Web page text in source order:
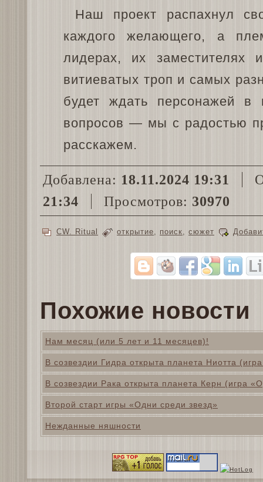
Наш проект распахнул
каждого желающего, а
лидерах, их
витиеватых троп и самых
будет ждать персонажей в
вопросов — мы с радостью
расскажем.
Добавлена: 18.11.2024 19:31
21:34
Просмотров: 30970
CW. Ritual открытие, поиск, сюжет
Похожие новости
Нам месяц (или 5 лет и 11 месяцев)!
В созвездии Гидра открыта планета Ниотта
В созвездии Рака открыта планета Керн (игра
Второй старт игры «Одни среди звезд»
Нежданные няшности